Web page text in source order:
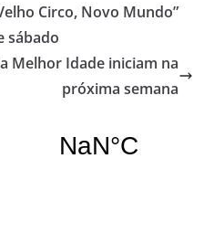
Circo, Novo Mundo”
sábado
Melhor Idade iniciam na
próxima semana